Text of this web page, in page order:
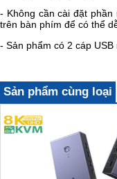
- Không cần cài đặt
trên bàn phím để có thể
- Sản phẩm có 2 cáp USB
Sản phẩm cùng loại